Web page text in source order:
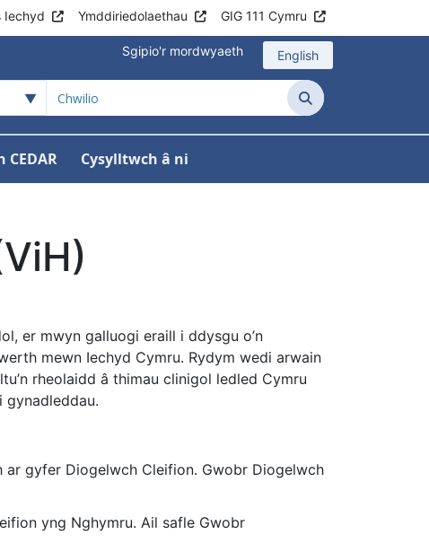
Iechyd Ymddiriedolaethau GIG 111 Cymru
Sgipio'r mordwyaeth English
Chwilio
CEDAR Cysylltwch â ni
er mwyn galluogi eraill i ddysgu o’n
mewn Iechyd Cymru. Rydym wedi arwain
rheolaidd â thimau clinigol ledled Cymru
ar gyfer Diogelwch Cleifion. Gwobr Diogelwch
yng Nghymru. Ail safle Gwobr